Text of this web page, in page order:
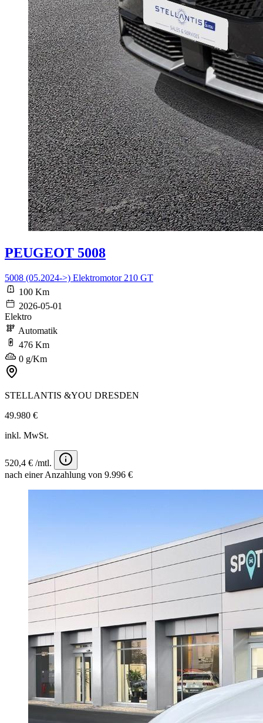
PEUGEOT 5008
5008 (05.2024->) Elektromotor 210 GT
100 Km
2026-05-01
Elektro
Automatik
476 Km
0 g/Km
STELLANTIS &YOU DRESDEN
49.980 €
inkl. MwSt.
520,4 € /mtl.
nach einer Anzahlung von 9.996 €